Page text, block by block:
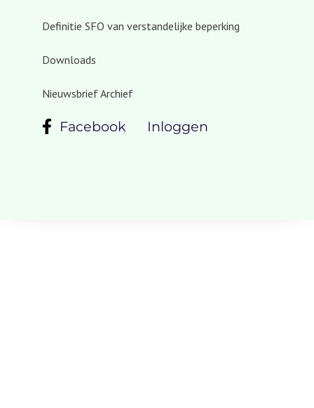
Definitie SFO van verstandelijke beperking
Downloads
Nieuwsbrief Archief
Facebook Inloggen